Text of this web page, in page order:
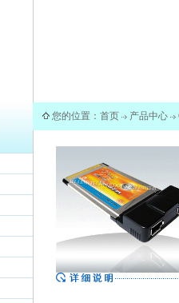
您的位置： 首页 产品中心